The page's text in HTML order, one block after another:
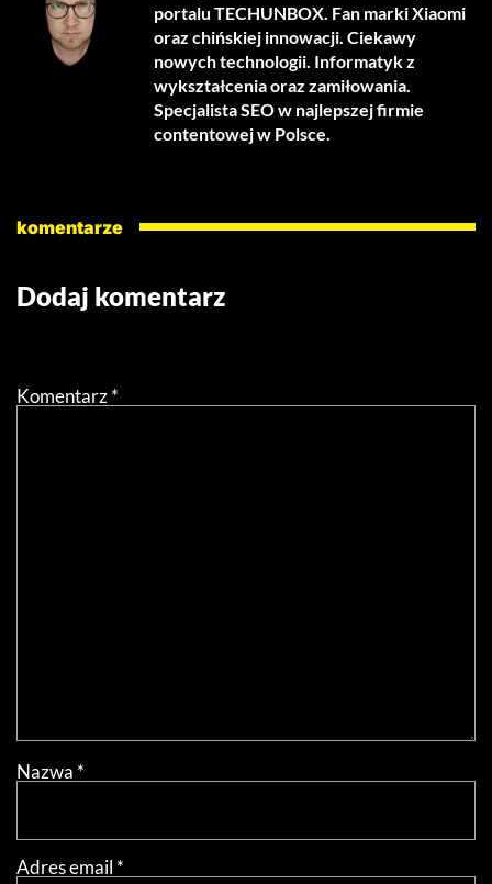
portalu TECHUNBOX. Fan marki Xiaomi
oraz chińskiej innowacji. Ciekawy
nowych technologii. Informatyk z
wykształcenia oraz zamiłowania.
Specjalista SEO w najlepszej firmie
contentowej w Polsce.
komentarze
Dodaj komentarz
Komentarz*
Nazwa *
Adres email *